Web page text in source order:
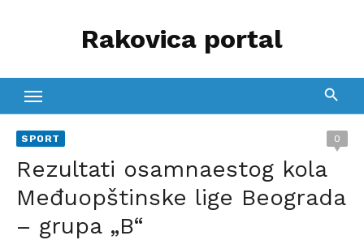
Rakovica portal
SPORT 0
Rezultati osamnaestog kola
Međuopštinske lige Beograda
– grupa „B“